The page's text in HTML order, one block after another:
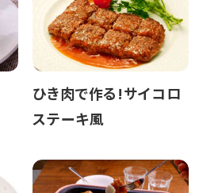
ひき肉で作る!サイコロ
ステーキ風